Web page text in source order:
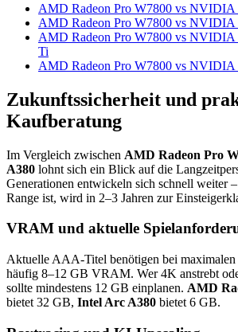
AMD Radeon Pro W7800 vs NVIDIA
AMD Radeon Pro W7800 vs NVIDIA
AMD Radeon Pro W7800 vs NVIDIA
Ti
AMD Radeon Pro W7800 vs NVIDIA
Zukunftssicherheit und
Kaufberatung
Im Vergleich zwischen AMD Radeon Pro
A380 lohnt sich ein Blick auf die
Generationen entwickeln sich schnell weiter
Range ist, wird in 2–3 Jahren zur
VRAM und aktuelle
Aktuelle AAA-Titel benötigen bei maximalen
häufig 8–12 GB VRAM. Wer 4K anstrebt
sollte mindestens 12 GB einplanen. AMD
bietet 32 GB, Intel Arc A380 bietet 6 GB.